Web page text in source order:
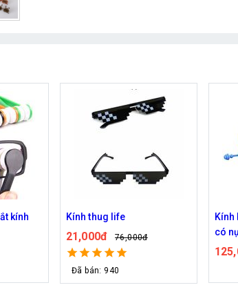
Kính bơi chống sương mù
có nụt bịt tai
125,000đ 145,000đ
Mắt